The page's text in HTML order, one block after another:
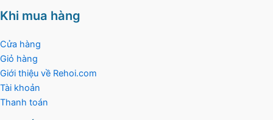
Khi mua hàng
Cửa hàng
Giỏ hàng
Giới thiệu về Rehoi.com
Tài khoản
Thanh toán